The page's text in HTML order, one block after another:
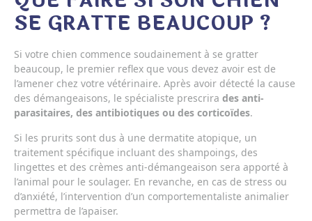
SE GRATTE BEAUCOUP ?
Si votre chien commence soudainement à se gratter
beaucoup, le premier reflex que vous devez avoir est de
l’amener chez votre vétérinaire. Après avoir détecté la cause
des démangeaisons, le spécialiste prescrira des anti-
parasitaires, des antibiotiques ou des corticoïdes.
Si les prurits sont dus à une dermatite atopique, un
traitement spécifique incluant des shampoings, des
lingettes et des crèmes anti-démangeaison sera apporté à
l’animal pour le soulager. En revanche, en cas de stress ou
d’anxiété, l’intervention d’un comportementaliste animalier
permettra de l’apaiser.